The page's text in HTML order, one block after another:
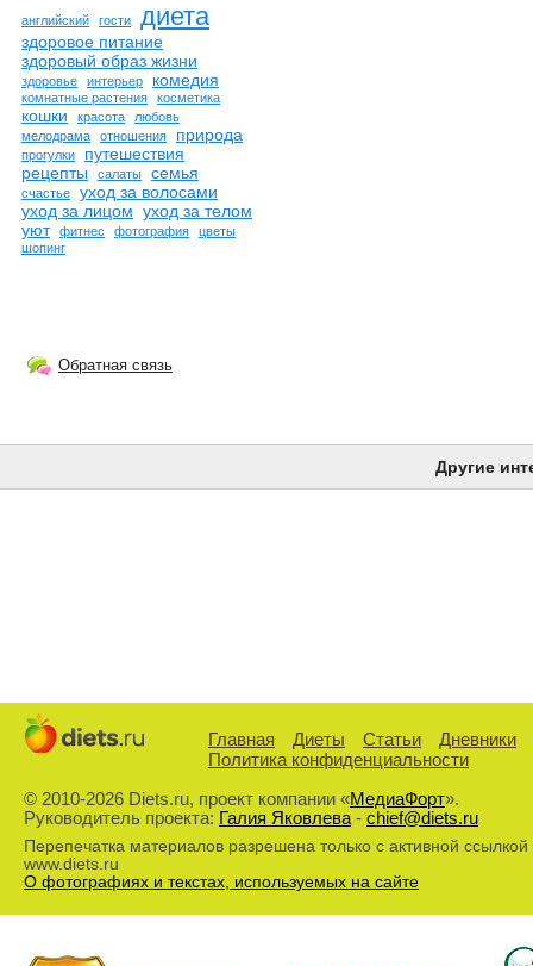
английский гости диета
здоровое питание
здоровый образ жизни
здоровье интерьер комедия
комнатные растения косметика
кошки красота
любовь
мелодрама
отношения природа
прогулки
путешествия
рецепты
салаты семья
счастье
уход за волосами
уход за лицом уход за телом
уют
фитнес фотография
цветы
шопинг
Обратная связь
Другие
Главная Диеты Статьи
Дневники
Политика конфиденциальности
© 2010-2026 Diets.ru, проект компании «МедиаФорт».
Руководитель проекта: Галия Яковлева- chief@diets.ru
Перепечатка материалов разрешена только с активной ссылкой
www.diets.ru
О фотографиях и текстах, используемых на сайте